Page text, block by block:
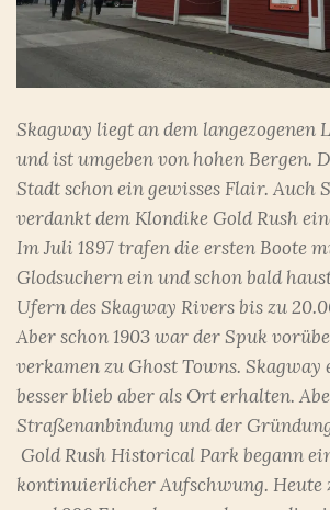
Skagway liegt an dem langezogenen
und ist umgeben von hohen Bergen.
Stadt schon ein gewisses Flair. Auch
verdankt dem Klondike Gold Rush
Im Juli 1897 trafen die ersten Boote
Glodsuchern ein und schon bald
Ufern des Skagway Rivers bis zu
Aber schon 1903 war der Spuk
verkamen zu Ghost Towns. Skagway
besser blieb aber als Ort erhalten.
Straßenanbindung und der
Gold Rush Historical Park begann
kontinuierlicher Aufschwung. Heute